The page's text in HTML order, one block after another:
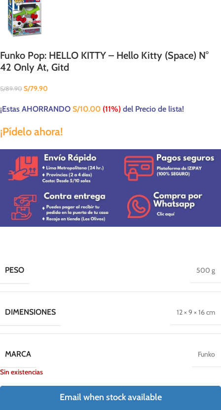
Funko Pop: HELLO KITTY – Hello Kitty (Space) N°
42 Only At, Gitd
S/89.90 S/79.90
¡Estas AHORRANDO S/10.00 (11%) del Precio de lista!
¡Pídelo ahora!
PESO 500 g
DIMENSIONES 12 × 9 × 16 cm
MARCA
Funko
Sin existencias
Email when stock available